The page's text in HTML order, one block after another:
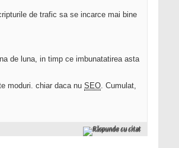
de trafic sa se incarce mai bine
de luna, in timp ce imbunatatirea asta
moduri. chiar daca nu SEO. Cumulat,
Răspunde cu citat